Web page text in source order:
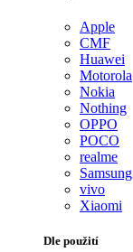
Apple
CMF
Huawei
Motorola
Nokia
Nothing
OPPO
POCO
realme
Samsung
vivo
Xiaomi
Dle použití